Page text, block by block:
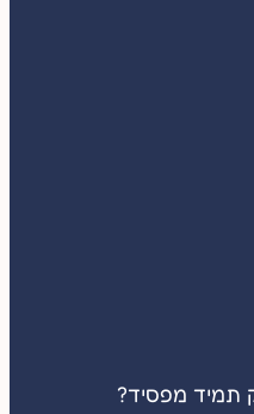
תמיד מפסיד?